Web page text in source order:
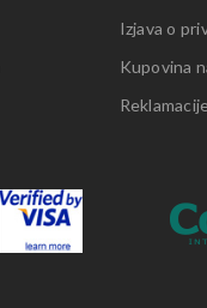
Izjava o
Kupovina